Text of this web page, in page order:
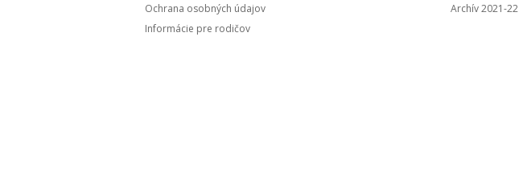
Ochrana osobných údajov
Informácie pre rodičov
Archív 2021-22